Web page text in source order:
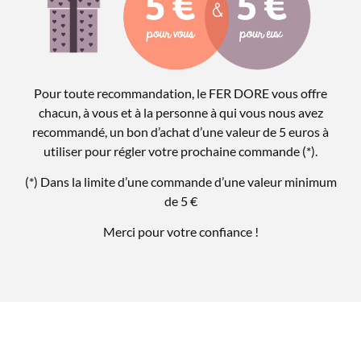
Pour toute recommandation, le FER DORE vous offre
chacun, à vous et à la personne à qui vous nous avez
recommandé, un bon d’achat d’une valeur de 5 euros à
utiliser pour régler votre prochaine commande (*).
(*) Dans la limite d’une commande d’une valeur minimum
de 5 €
Merci pour votre confiance !